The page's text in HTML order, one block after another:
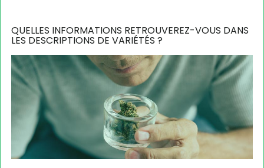
QUELLES INFORMATIONS RETROUVEREZ-VOUS DANS
LES DESCRIPTIONS DE VARIÉTÉS ?